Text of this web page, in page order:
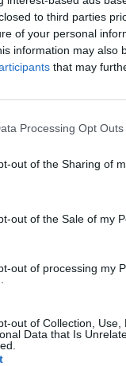
to third parties
of your personal
information may also
that may
Processing Opt Outs
out of the Sharing of
out of the Sale of my
out of processing my
out of Collection,
Data that Is